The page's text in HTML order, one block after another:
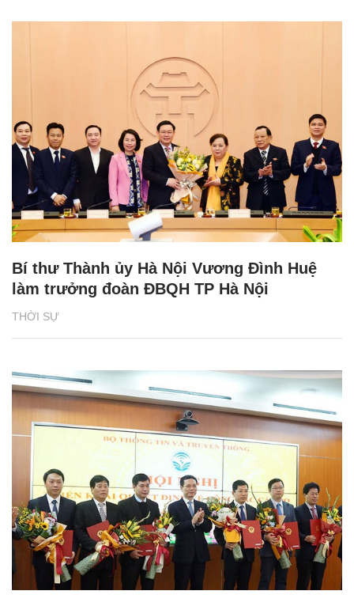
THỜI SỰ
Bí thư Thành ủy Hà Nội Vương Đình Huệ
làm trưởng đoàn ĐBQH TP Hà Nội